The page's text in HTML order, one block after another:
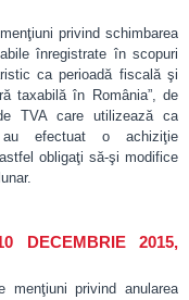
privind schimbarea
înregistrate în scopuri
ca perioadă fiscală şi
taxabilă în România”, de
TVA care utilizează ca
efectuat o achiziţie
obligaţi să‑şi modifice
DECEMBRIE 2015,
menţiuni privind anularea